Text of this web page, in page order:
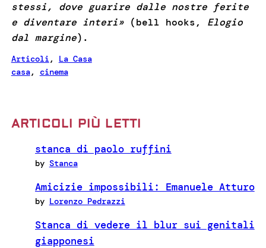
stessi, dove guarire dalle nostre ferite
e diventare interi» (bell hooks, Elogio
dal margine).
Articoli, La Casa
casa, cinema
ARTICOLI PIÙ LETTI
stanca di paolo ruffini
by Stanca
Amicizie impossibili: Emanuele Atturo
by Lorenzo Pedrazzi
Stanca di vedere il blur sui genitali
giapponesi